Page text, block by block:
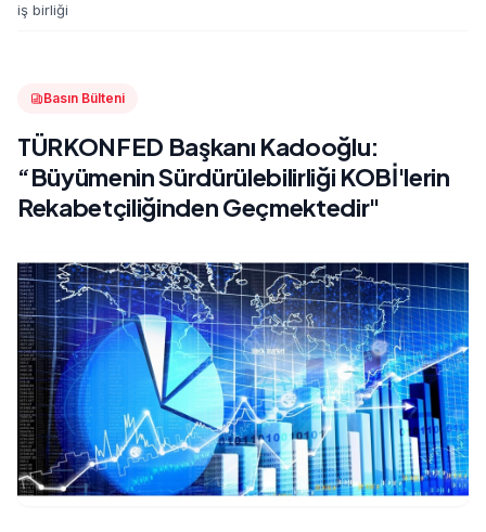
Basın Bülteni
TÜRKONFED Başkanı Kadooğlu:
“Büyümenin Sürdürülebilirliği KOBİ'lerin
Rekabetçiliğinden Geçmektedir"
iş birliği